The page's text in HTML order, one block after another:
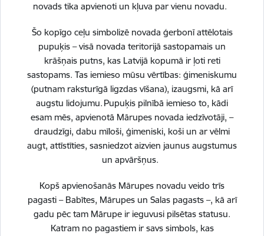
novads tika apvienoti un kļuva par vienu novadu.
Šo kopīgo ceļu simbolizē novada ģerbonī attēlotais
pupuķis – visā novada teritorijā sastopamais un
krāšņais putns, kas Latvijā kopumā ir ļoti reti
sastopams. Tas iemieso mūsu vērtības: ģimeniskumu
(putnam raksturīgā ligzdas vīšana), izaugsmi, kā arī
augstu lidojumu. Pupuķis pilnībā iemieso to, kādi
esam mēs, apvienotā Mārupes novada iedzīvotāji, –
draudzīgi, dabu mīloši, ģimeniski, koši un ar vēlmi
augt, attīstīties, sasniedzot aizvien jaunus augstumus
un apvāršņus.
Kopš apvienošanās Mārupes novadu veido trīs
pagasti – Babītes, Mārupes un Salas pagasts –, kā arī
gadu pēc tam Mārupe ir ieguvusi pilsētas statusu.
Katram no pagastiem ir savs simbols, kas
Statuss:Īstenošanā
[04.06.2026.] Projekta "POWERYOUTH" ietvaros aizvadīts
pasākums jauniešiem Šī gada 1.-2. jūnijā projekta
"POWERYOUTH" ietvaros aizvadīts pasākums “Kapacitātes
stiprināšanas programmas 2. cikls - jaunieši energo kopienu
līderi”. Pasākuma…